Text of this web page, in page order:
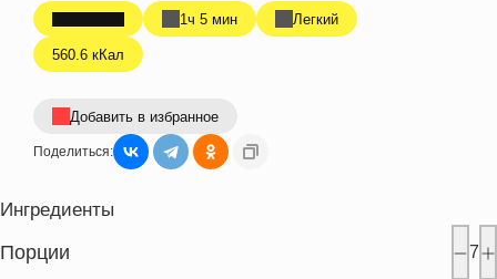
1ч 5 мин Легкий
560.6 кКал
Добавить в избранное
Поделиться:
Ингредиенты
Порции 7